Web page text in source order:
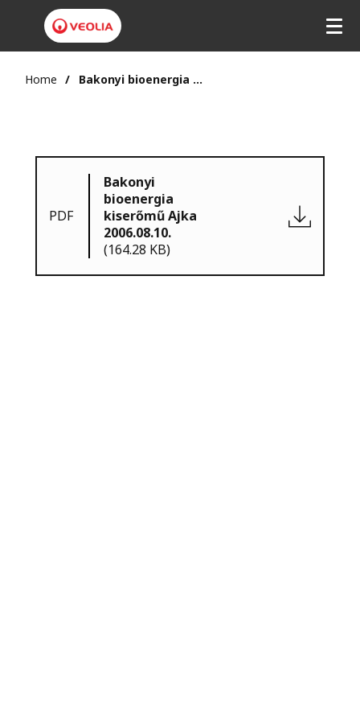
Home Bakonyi bioenergia kiserőmű Ajka 2006.08.10.
PDF
Bakonyi
bioenergia
kiserőmű Ajka
2006.08.10.
(164.28 KB)